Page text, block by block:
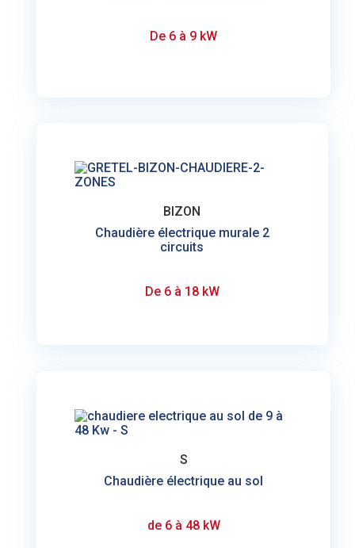
De 6 à 9 kW
BIZON
Chaudière électrique murale 2
circuits
De 6 à 18 kW
S
Chaudière électrique au sol
de 6 à 48 kW